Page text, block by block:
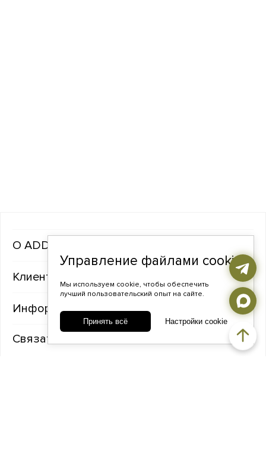
ADDA gems
Клиентам
Информация
Связаться с нами
Управление файлами cookie
Мы используем cookie, чтобы обеспечить
лучший пользовательский опыт на сайте.
Принять всё Настройки cookie